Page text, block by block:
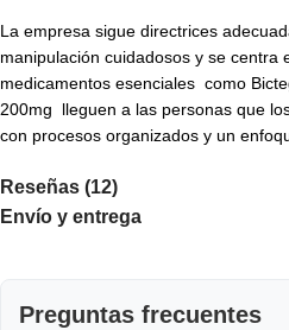
La empresa sigue directrices
manipulación cuidadosos y se centra
medicamentos esenciales como
200mg lleguen a las personas que
con procesos organizados y un
Reseñas (12)
Envío y entrega
Preguntas frecuentes